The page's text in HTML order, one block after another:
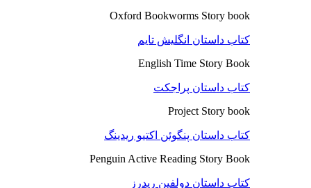
Oxford Bookworms Story book
کتاب داستان انگلیش تایم
English Time Story Book
کتاب داستان پراجکت
Project Story book
کتاب داستان پنگوئن اکتیو ریدینگ
Penguin Active Reading Story Book
کتاب داستان دولفین ریدرز